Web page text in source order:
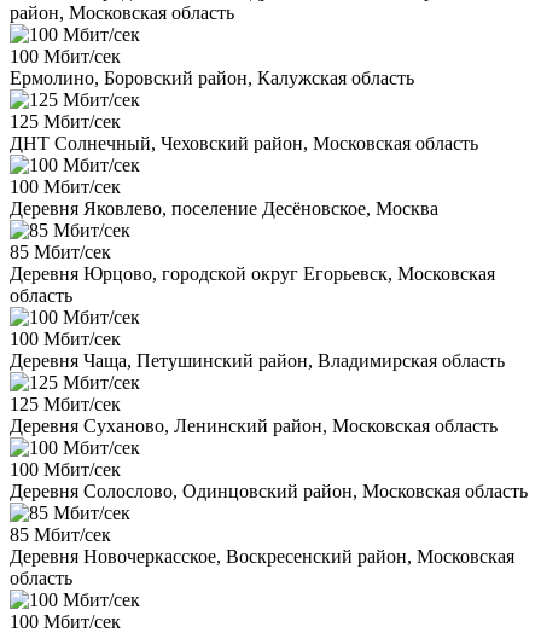
район, Московская область
100 Мбит/сек
Ермолино, Боровский район, Калужская область
125 Мбит/сек
ДНТ Солнечный, Чеховский район, Московская область
100 Мбит/сек
Деревня Яковлево, поселение Десёновское, Москва
85 Мбит/сек
Деревня Юрцово, городской округ Егорьевск, Московская
область
100 Мбит/сек
Деревня Чаща, Петушинский район, Владимирская область
125 Мбит/сек
Деревня Суханово, Ленинский район, Московская область
100 Мбит/сек
Деревня Солослово, Одинцовский район, Московская область
85 Мбит/сек
Деревня Новочеркасское, Воскресенский район, Московская
область
100 Мбит/сек